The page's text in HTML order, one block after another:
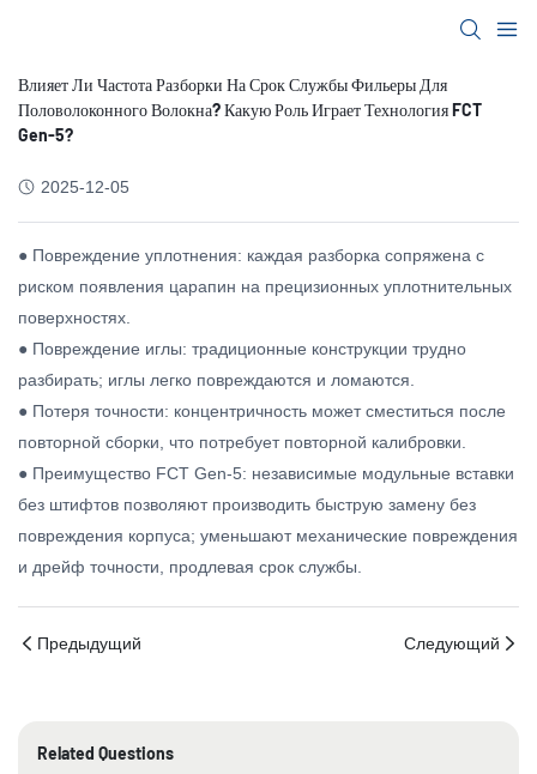
Влияет Ли Частота Разборки На Срок Службы Фильеры Для
Половолоконного Волокна? Какую Роль Играет Технология FCT
Gen-5?
2025-12-05
● Повреждение уплотнения: каждая разборка сопряжена с
риском появления царапин на прецизионных уплотнительных
поверхностях.
● Повреждение иглы: традиционные конструкции трудно
разбирать; иглы легко повреждаются и ломаются.
● Потеря точности: концентричность может сместиться после
повторной сборки, что потребует повторной калибровки.
● Преимущество FCT Gen-5: независимые модульные вставки
без штифтов позволяют производить быструю замену без
повреждения корпуса; уменьшают механические повреждения
и дрейф точности, продлевая срок службы.
Предыдущий Следующий
Related Questions